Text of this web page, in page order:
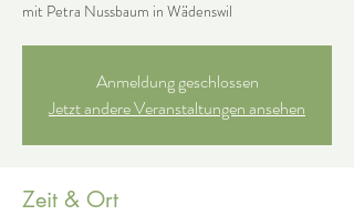
Anmeldung geschlossen
Jetzt andere Veranstaltungen ansehen
Zeit & Ort